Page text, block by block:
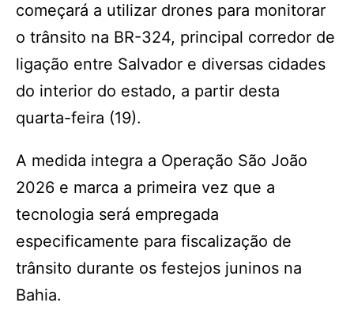
começará a utilizar drones para monitorar
o trânsito na BR-324, principal corredor de
ligação entre Salvador e diversas cidades
do interior do estado, a partir desta
quarta-feira (19).
A medida integra a Operação São João
2026 e marca a primeira vez que a
tecnologia será empregada
especificamente para fiscalização de
trânsito durante os festejos juninos na
Bahia.